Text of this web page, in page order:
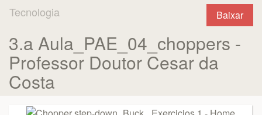
Baixar
Tecnologia
3.a Aula_PAE_04_choppers -
Professor Doutor Cesar da
Costa